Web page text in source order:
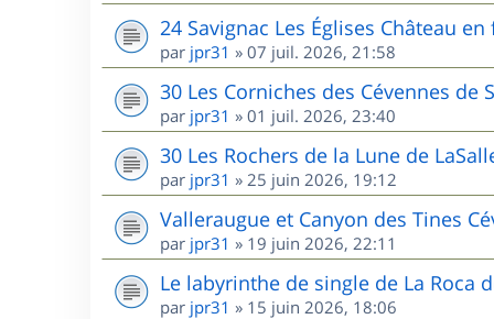
24 Savignac Les Églises Château en
par jpr31 » 07 juil. 2026, 21:58
30 Les Corniches des Cévennes de
par jpr31 » 01 juil. 2026, 23:40
30 Les Rochers de la Lune de
par jpr31 » 25 juin 2026, 19:12
Valleraugue et Canyon des Tines
par jpr31 » 19 juin 2026, 22:11
Le labyrinthe de single de La Roca
par jpr31 » 15 juin 2026, 18:06